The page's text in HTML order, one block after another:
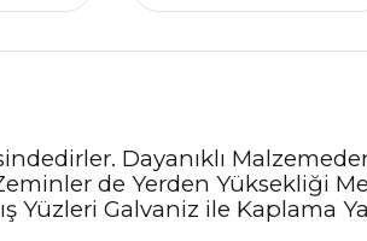
Dayanıklı
de Yerden Yüksekliği
Yüzleri Galvaniz ile Kaplama